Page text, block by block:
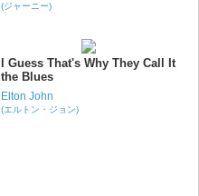
(ジャーニー)
I Guess That's Why They Call It
the Blues
Elton John
(エルトン・ジョン)